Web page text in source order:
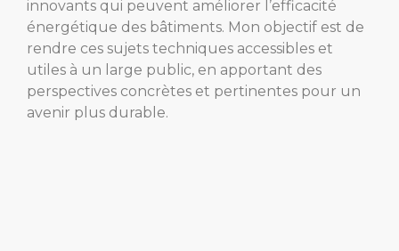
innovants qui peuvent améliorer l’efficacité
énergétique des bâtiments. Mon objectif est de
rendre ces sujets techniques accessibles et
utiles à un large public, en apportant des
perspectives concrètes et pertinentes pour un
avenir plus durable.